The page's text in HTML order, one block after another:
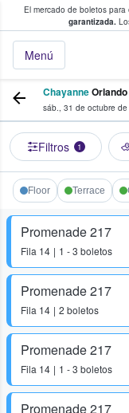
El mercado de boletos
garantizada.
Menú
fans
Chayanne
sáb., 31 de octubre de
Filtros 1
Floor Terrace
Promenade 217
Fila 14 1 - 3 boletos
Promenade 217
Fila 14 2 boletos
Promenade 217
Fila 14 1 - 3 boletos
Promenade 217